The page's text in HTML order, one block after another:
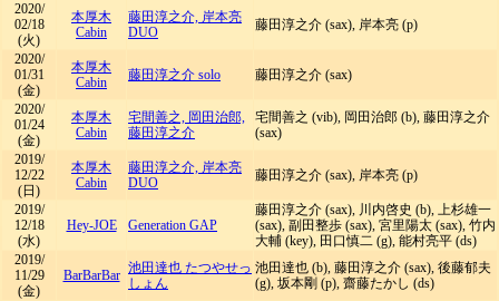
2020/
02/18
(火)
本厚木
Cabin
藤田淳之介, 岸本亮
DUO
藤田淳之介 (sax), 岸本亮 (p)
2020/
01/31
(金)
本厚木
Cabin
藤田淳之介 solo 藤田淳之介 (sax)
2020/
01/24
(金)
本厚木
Cabin
宅間善之, 岡田治郎,
藤田淳之介
宅間善之 (vib), 岡田治郎 (b), 藤田淳之介
(sax)
2019/
12/22
(日)
本厚木
Cabin
藤田淳之介, 岸本亮
DUO
藤田淳之介 (sax), 岸本亮 (p)
2019/
12/18
(水)
Hey-JOE Generation GAP
藤田淳之介 (sax), 川内啓史 (b), 上杉雄一
(sax), 副田整歩 (sax), 宮里陽太 (sax), 竹内
大輔 (key), 田口慎二 (g), 能村亮平 (ds)
2019/
11/29
(金)
BarBarBar 池田達也 たつやせっ
しょん
池田達也 (b), 藤田淳之介 (sax), 後藤郁夫
(g), 坂本剛 (p), 齋藤たかし (ds)